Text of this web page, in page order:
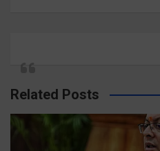
Related Posts